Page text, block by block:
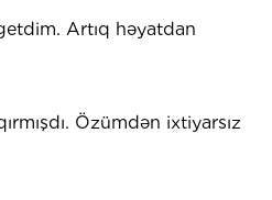
Artıq həyatdan
Özümdən ixtiyarsız